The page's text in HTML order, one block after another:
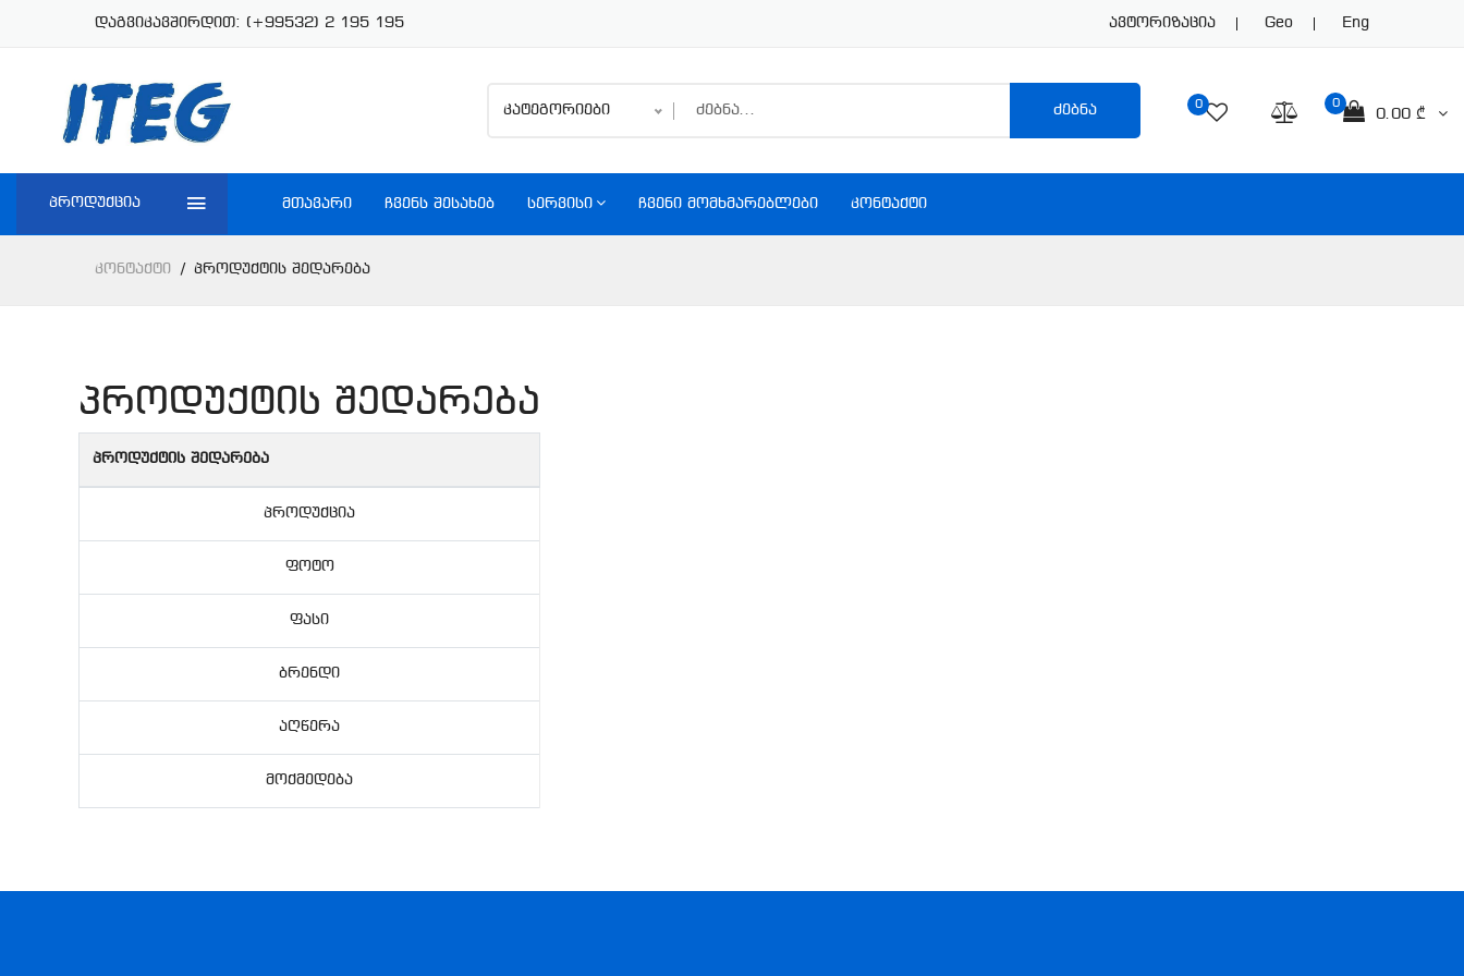
დაგვიკავშირდით: (+99532) 2 195 195 Ავტორიზაცია Geo Eng
კატეგორიები ძებნა 0
0.00 ₾
0
პროდუქცია ᲛᲗᲐᲕᲐᲠᲘ ᲩᲕᲔᲜᲡ ᲨᲔᲡᲐᲮᲔᲑ ᲡᲔᲠᲕᲘᲡᲘ ᲩᲕᲔᲜᲘ ᲛᲝᲛᲮᲛᲐᲠᲔᲑᲚᲔᲑᲘ ᲙᲝᲜᲢᲐᲥᲢᲘ
Კონტაქტი Პროდუქტის Შედარება
პროდუქტის შედარება
პროდუქტის შედარება
Პროდუქცია
Ფოტო
Ფასი
Ბრენდი
Აღწერა
Მოქმედება